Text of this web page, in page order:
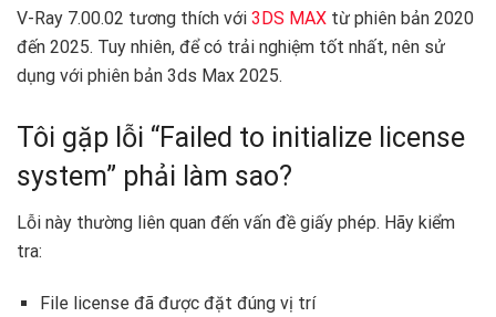
V-Ray 7.00.02 tương thích với 3DS MAX từ phiên bản 2020
đến 2025. Tuy nhiên, để có trải nghiệm tốt nhất, nên sử
dụng với phiên bản 3ds Max 2025.
Tôi gặp lỗi “Failed to initialize license
system” phải làm sao?
Lỗi này thường liên quan đến vấn đề giấy phép. Hãy kiểm
tra:
File license đã được đặt đúng vị trí